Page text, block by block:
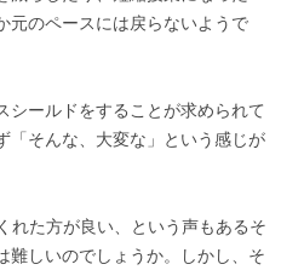
元のペースには戻らないようで
シールドをすることが求められて
「そんな、大変な」という感じが
れた方が良い、という声もあるそ
難しいのでしょうか。しかし、そ